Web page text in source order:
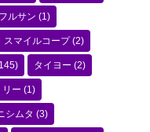
ルサン (1)
スマイルコープ(2)
タイヨー (2)
リー (1)
シムタ (3)